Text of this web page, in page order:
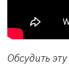
Обсудить